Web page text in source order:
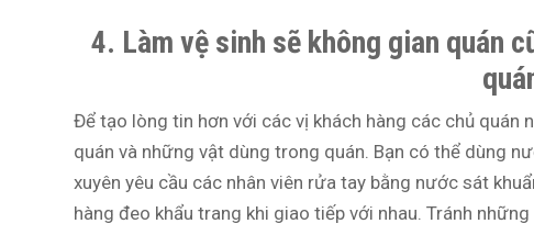
4. Làm vệ sinh sẽ không gian quán
Để tạo lòng tin hơn với các vị khách hàng các chủ quán
quán và những vật dùng trong quán. Bạn có thể dùng
xuyên yêu cầu các nhân viên rửa tay bằng nước sát
hàng đeo khẩu trang khi giao tiếp với nhau. Tránh